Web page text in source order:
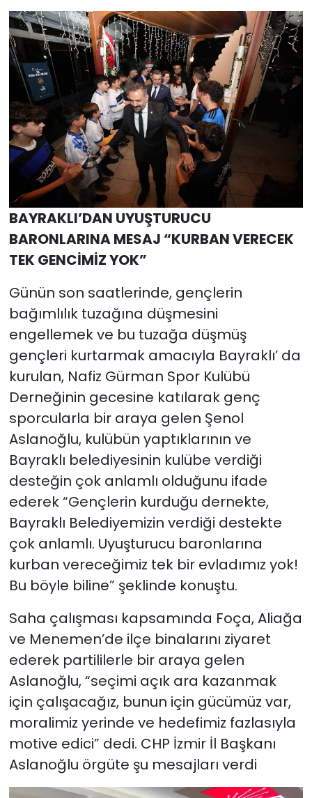
BAYRAKLI’DAN UYUŞTURUCU
BARONLARINA MESAJ “KURBAN VERECEK
TEK GENCİMİZ YOK”
Günün son saatlerinde, gençlerin
bağımlılık tuzağına düşmesini
engellemek ve bu tuzağa düşmüş
gençleri kurtarmak amacıyla Bayraklı’ da
kurulan, Nafiz Gürman Spor Kulübü
Derneğinin gecesine katılarak genç
sporcularla bir araya gelen Şenol
Aslanoğlu, kulübün yaptıklarının ve
Bayraklı belediyesinin kulübe verdiği
desteğin çok anlamlı olduğunu ifade
ederek “Gençlerin kurduğu dernekte,
Bayraklı Belediyemizin verdiği destekte
çok anlamlı. Uyuşturucu baronlarına
kurban vereceğimiz tek bir evladımız yok!
Bu böyle biline” şeklinde konuştu.
Saha çalışması kapsamında Foça, Aliağa
ve Menemen’de ilçe binalarını ziyaret
ederek partililerle bir araya gelen
Aslanoğlu, “seçimi açık ara kazanmak
için çalışacağız, bunun için gücümüz var,
moralimiz yerinde ve hedefimiz fazlasıyla
motive edici” dedi. CHP İzmir İl Başkanı
Aslanoğlu örgüte şu mesajları verdi